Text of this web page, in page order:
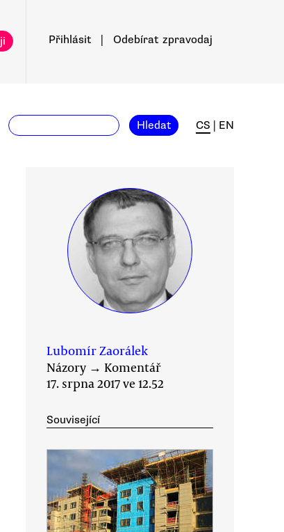
Přihlásit Odebírat zpravodaj
Hledat CS EN
Lubomír Zaorálek
Názory → Komentář
17. srpna 2017 ve 12.52
Související